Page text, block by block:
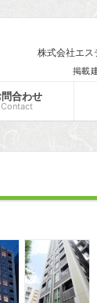
株式会社エ
掲載
問合わせ
Contact